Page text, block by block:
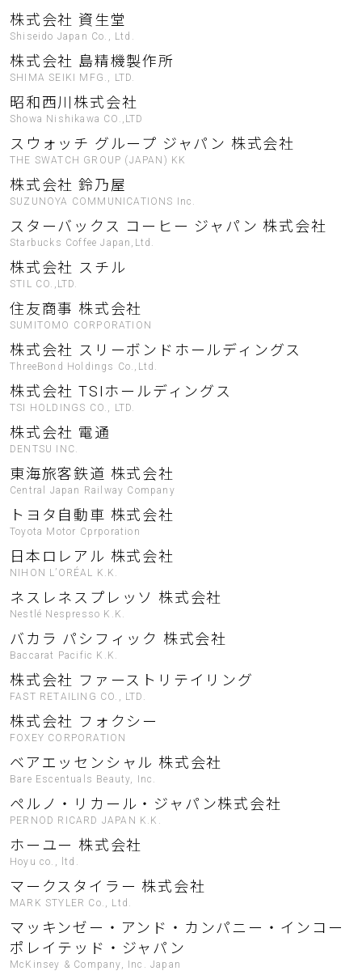
株式会社 資生堂
Shiseido Japan Co., Ltd.
株式会社 島精機製作所
SHIMA SEIKI MFG., LTD.
昭和西川株式会社
Showa Nishikawa CO.,LTD
スウォッチ グループ ジャパン 株式会社
THE SWATCH GROUP (JAPAN) KK
株式会社 鈴乃屋
SUZUNOYA COMMUNICATIONS Inc.
スターバックス コーヒー ジャパン 株式会社
Starbucks Coffee Japan,Ltd.
株式会社 スチル
STIL CO.,LTD.
住友商事 株式会社
SUMITOMO CORPORATION
株式会社 スリーボンドホールディングス
ThreeBond Holdings Co.,Ltd.
株式会社 TSIホールディングス
TSI HOLDINGS CO., LTD.
株式会社 電通
DENTSU INC.
東海旅客鉄道 株式会社
Central Japan Railway Company
トヨタ自動車 株式会社
Toyota Motor Cprporation
日本ロレアル 株式会社
NIHON L’ORÉAL K.K.
ネスレネスプレッソ 株式会社
Nestlé Nespresso K.K.
バカラ パシフィック 株式会社
Baccarat Pacific K.K.
株式会社 ファーストリテイリング
FAST RETAILING CO., LTD.
株式会社 フォクシー
FOXEY CORPORATION
ベアエッセンシャル 株式会社
Bare Escentuals Beauty, Inc.
ペルノ・リカール・ジャパン株式会社
PERNOD RICARD JAPAN K.K.
ホーユー 株式会社
Hoyu co., ltd.
マークスタイラー 株式会社
MARK STYLER Co., Ltd.
マッキンゼー・アンド・カンパニー・インコー
ポレイテッド・ジャパン
McKinsey & Company, Inc. Japan